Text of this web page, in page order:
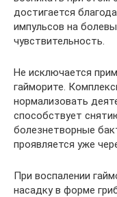
достигается
импульсов на
чувствительность.
Не исключается
гайморите.
нормализовать
способствует
болезнетворные
проявляется уже
При воспалении
насадку в форме